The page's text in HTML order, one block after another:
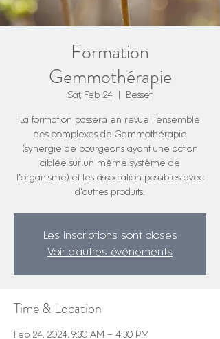
Formation
Gemmothérapie
Sat, Feb 24 Besset
La formation passera en revue l'ensemble
des complexes de Gemmothérapie
(synergie de bourgeons ayant une action
ciblée sur un même système de
l'organisme) et les association possibles avec
d'autres produits.
Les inscriptions sont closes
Voir d'autres événements
Time & Location
Feb 24, 2024, 9:30 AM – 4:30 PM